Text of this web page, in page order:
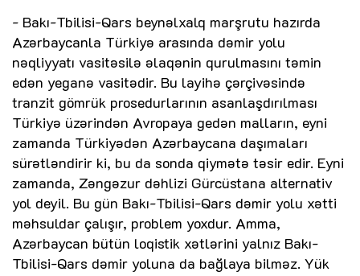
- Bakı-Tbilisi-Qars beynəlxalq marşrutu hazırda
Azərbaycanla Türkiyə arasında dəmir yolu
nəqliyyatı vasitəsilə əlaqənin qurulmasını təmin
edən yeganə vasitədir. Bu layihə çərçivəsində
tranzit gömrük prosedurlarının asanlaşdırılması
Türkiyə üzərindən Avropaya gedən malların, eyni
zamanda Türkiyədən Azərbaycana daşımaları
sürətləndirir ki, bu da sonda qiymətə təsir edir. Eyni
zamanda, Zəngəzur dəhlizi Gürcüstana alternativ
yol deyil. Bu gün Bakı-Tbilisi-Qars dəmir yolu xətti
məhsuldar çalışır, problem yoxdur. Amma,
Azərbaycan bütün loqistik xətlərini yalnız Bakı-
Tbilisi-Qars dəmir yoluna da bağlaya bilməz. Yük